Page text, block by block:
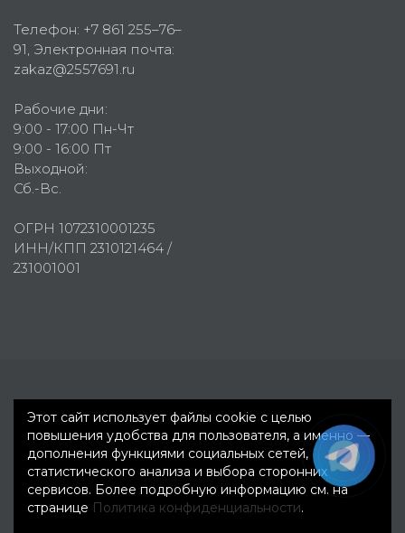
Телефон: +7 861 255–76–
91, Электронная почта:
zakaz@2557691.ru
Рабочие дни:
9:00 - 17:00 Пн-Чт
9:00 - 16:00 Пт
Выходной:
Сб.-Вс.
ОГРН 1072310001235
ИНН/КПП 2310121464 /
231001001
Этот сайт использует файлы cookie с целью
повышения удобства для пользователя, а именно —
дополнения функциями социальных сетей,
статистического анализа и выбора сторонних
сервисов. Более подробную информацию см. на
странице Политика конфиденциальности.